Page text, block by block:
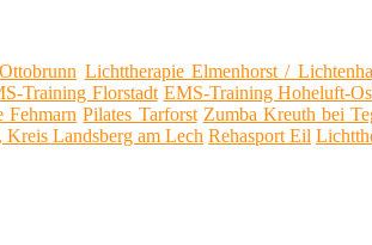
Lichttherapie Elmenhorst /
Training Florstadt EMS-Training Hoheluft-
Fehmarn Pilates Tarforst Zumba Kreuth bei
Kreis Landsberg am Lech Rehasport Eil